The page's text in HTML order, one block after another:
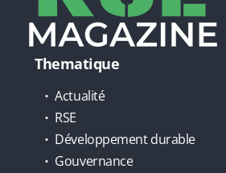
Thematique
Actualité
RSE
Développement durable
Gouvernance